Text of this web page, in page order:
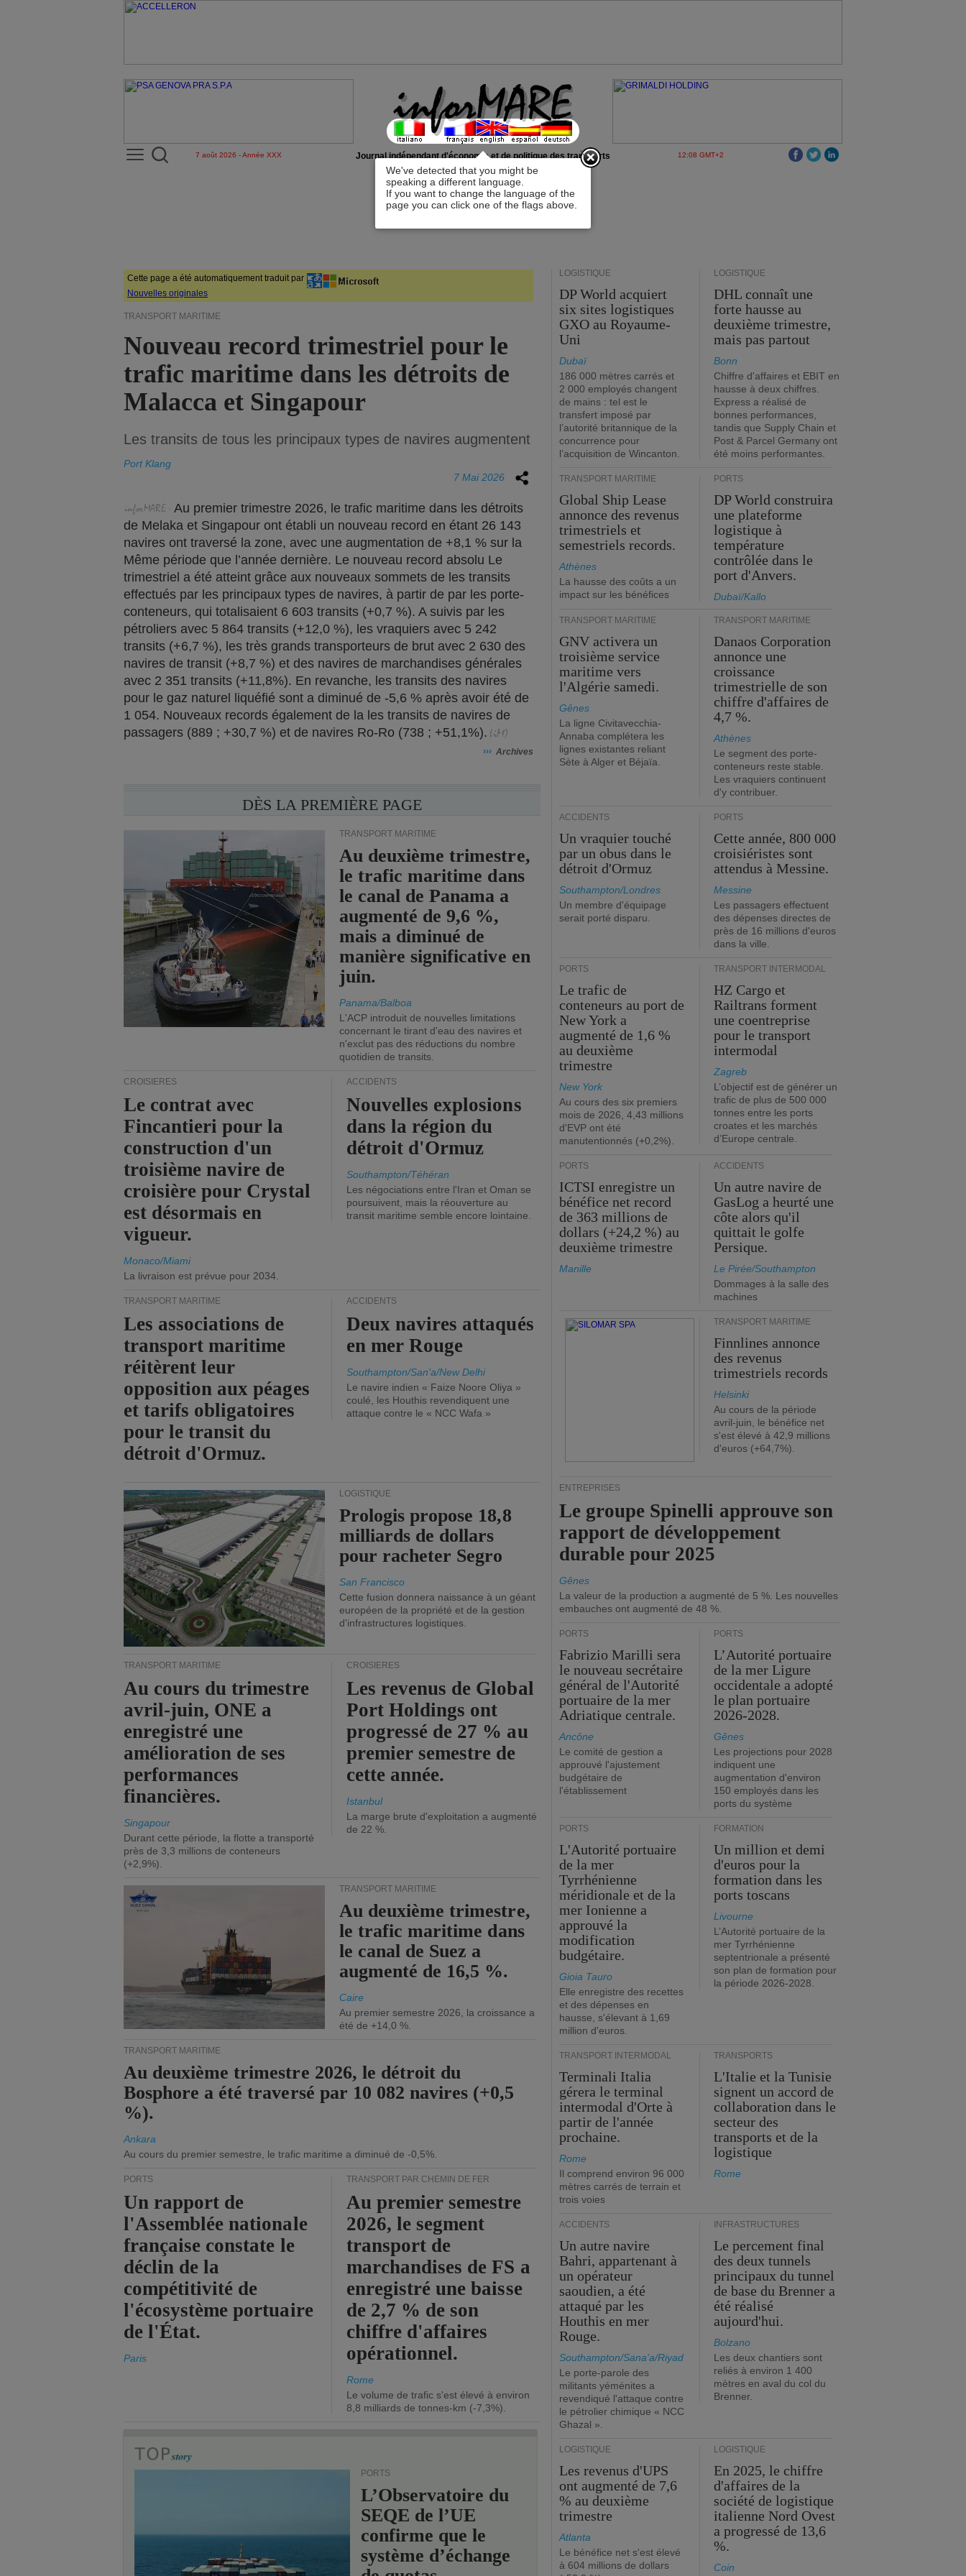
We've detected that you might be
speaking a different language.
If you want to change the language of the
page you can click one of the flags above.
x
7 août 2026 - Année XXX Journal indépendant d'économie et de politique des transports 12:08 GMT+2
Cette page a été automatiquement traduit par
Nouvelles originales
TRANSPORT MARITIME
Nouveau record trimestriel pour le
trafic maritime dans les détroits de
Malacca et Singapour
Les transits de tous les principaux types de navires augmentent
Port Klang
7 Mai 2026
Au premier trimestre 2026, le trafic maritime dans les détroits
de Melaka et Singapour ont établi un nouveau record en étant 26 143
navires ont traversé la zone, avec une augmentation de +8,1 % sur la
Même période que l’année dernière. Le nouveau record absolu Le
trimestriel a été atteint grâce aux nouveaux sommets de les transits
effectués par les principaux types de navires, à partir de par les porte-
conteneurs, qui totalisaient 6 603 transits (+0,7 %). A suivis par les
pétroliers avec 5 864 transits (+12,0 %), les vraquiers avec 5 242
transits (+6,7 %), les très grands transporteurs de brut avec 2 630 des
navires de transit (+8,7 %) et des navires de marchandises générales
avec 2 351 transits (+11,8%). En revanche, les transits des navires
pour le gaz naturel liquéfié sont a diminué de -5,6 % après avoir été de
1 054. Nouveaux records également de la les transits de navires de
passagers (889 ; +30,7 %) et de navires Ro-Ro (738 ; +51,1%).
››› Archives
DÈS LA PREMIÈRE PAGE
TRANSPORT MARITIME
Au deuxième trimestre,
le trafic maritime dans
le canal de Panama a
augmenté de 9,6 %,
mais a diminué de
manière significative en
juin.
Panama/Balboa
L'ACP introduit de nouvelles limitations
concernant le tirant d'eau des navires et
n'exclut pas des réductions du nombre
quotidien de transits.
CROISIÈRES
Le contrat avec
Fincantieri pour la
construction d'un
troisième navire de
croisière pour Crystal
est désormais en
vigueur.
Monaco/Miami
La livraison est prévue pour 2034.
ACCIDENTS
Nouvelles explosions
dans la région du
détroit d'Ormuz
Southampton/Téhéran
Les négociations entre l'Iran et Oman se
poursuivent, mais la réouverture au
transit maritime semble encore lointaine.
TRANSPORT MARITIME
Les associations de
transport maritime
réitèrent leur
opposition aux péages
et tarifs obligatoires
pour le transit du
détroit d'Ormuz.
ACCIDENTS
Deux navires attaqués
en mer Rouge
Southampton/San'a/New Delhi
Le navire indien « Faize Noore Oliya »
coulé, les Houthis revendiquent une
attaque contre le « NCC Wafa »
LOGISTIQUE
Prologis propose 18,8
milliards de dollars
pour racheter Segro
San Francisco
Cette fusion donnera naissance à un géant
européen de la propriété et de la gestion
d'infrastructures logistiques.
TRANSPORT MARITIME
Au cours du trimestre
avril-juin, ONE a
enregistré une
amélioration de ses
performances
financières.
Singapour
Durant cette période, la flotte a transporté
près de 3,3 millions de conteneurs
(+2,9%).
CROISIÈRES
Les revenus de Global
Port Holdings ont
progressé de 27 % au
premier semestre de
cette année.
Istanbul
La marge brute d'exploitation a augmenté
de 22 %.
TRANSPORT MARITIME
Au deuxième trimestre,
le trafic maritime dans
le canal de Suez a
augmenté de 16,5 %.
Caire
Au premier semestre 2026, la croissance a
été de +14,0 %.
TRANSPORT MARITIME
Au deuxième trimestre 2026, le détroit du
Bosphore a été traversé par 10 082 navires (+0,5
%).
Ankara
Au cours du premier semestre, le trafic maritime a diminué de -0,5%.
PORTS
Un rapport de
l'Assemblée nationale
française constate le
déclin de la
compétitivité de
l'écosystème portuaire
de l'État.
Paris
TRANSPORT PAR CHEMIN DE FER
Au premier semestre
2026, le segment
transport de
marchandises de FS a
enregistré une baisse
de 2,7 % de son
chiffre d'affaires
opérationnel.
Rome
Le volume de trafic s'est élevé à environ
8,8 milliards de tonnes-km (-7,3%).
PORTS
L’Observatoire du
SEQE de l’UE
confirme que le
système d’échange
LOGISTIQUE
DP World acquiert
six sites logistiques
GXO au Royaume-
Uni
Dubaï
186 000 mètres carrés et
2 000 employés changent
de mains : tel est le
transfert imposé par
l’autorité britannique de la
concurrence pour
l’acquisition de Wincanton.
LOGISTIQUE
DHL connaît une
forte hausse au
deuxième trimestre,
mais pas partout
Bonn
Chiffre d'affaires et EBIT en
hausse à deux chiffres.
Express a réalisé de
bonnes performances,
tandis que Supply Chain et
Post & Parcel Germany ont
été moins performantes.
TRANSPORT MARITIME
Global Ship Lease
annonce des revenus
trimestriels et
semestriels records.
Athènes
La hausse des coûts a un
impact sur les bénéfices
PORTS
DP World construira
une plateforme
logistique à
température
contrôlée dans le
port d'Anvers.
Dubaï/Kallo
TRANSPORT MARITIME
GNV activera un
troisième service
maritime vers
l'Algérie samedi.
Gênes
La ligne Civitavecchia-
Annaba complétera les
lignes existantes reliant
Sète à Alger et Béjaïa.
TRANSPORT MARITIME
Danaos Corporation
annonce une
croissance
trimestrielle de son
chiffre d'affaires de
4,7 %.
Athènes
Le segment des porte-
conteneurs reste stable.
Les vraquiers continuent
d'y contribuer.
ACCIDENTS
Un vraquier touché
par un obus dans le
détroit d'Ormuz
Southampton/Londres
Un membre d'équipage
serait porté disparu.
PORTS
Cette année, 800 000
croisiéristes sont
attendus à Messine.
Messine
Les passagers effectuent
des dépenses directes de
près de 16 millions d'euros
dans la ville.
PORTS
Le trafic de
conteneurs au port de
New York a
augmenté de 1,6 %
au deuxième
trimestre
New York
Au cours des six premiers
mois de 2026, 4,43 millions
d'EVP ont été
manutentionnés (+0,2%).
TRANSPORT INTERMODAL
HZ Cargo et
Railtrans forment
une coentreprise
pour le transport
intermodal
Zagreb
L’objectif est de générer un
trafic de plus de 500 000
tonnes entre les ports
croates et les marchés
d’Europe centrale.
PORTS
ICTSI enregistre un
bénéfice net record
de 363 millions de
dollars (+24,2 %) au
deuxième trimestre
Manille
ACCIDENTS
Un autre navire de
GasLog a heurté une
côte alors qu'il
quittait le golfe
Persique.
Le Pirée/Southampton
Dommages à la salle des
machines
TRANSPORT MARITIME
Finnlines annonce
des revenus
trimestriels records
Helsinki
Au cours de la période
avril-juin, le bénéfice net
s'est élevé à 42,9 millions
d'euros (+64,7%).
ENTREPRISES
Le groupe Spinelli approuve son
rapport de développement
durable pour 2025
Gênes
La valeur de la production a augmenté de 5 %. Les nouvelles
embauches ont augmenté de 48 %.
PORTS
Fabrizio Marilli sera
le nouveau secrétaire
général de l'Autorité
portuaire de la mer
Adriatique centrale.
Ancône
Le comité de gestion a
approuvé l'ajustement
budgétaire de
l'établissement
PORTS
L’Autorité portuaire
de la mer Ligure
occidentale a adopté
le plan portuaire
2026-2028.
Gênes
Les projections pour 2028
indiquent une
augmentation d'environ
150 employés dans les
ports du système
PORTS
L'Autorité portuaire
de la mer
Tyrrhénienne
méridionale et de la
mer Ionienne a
approuvé la
modification
budgétaire.
Gioia Tauro
Elle enregistre des recettes
et des dépenses en
hausse, s'élevant à 1,69
million d'euros.
FORMATION
Un million et demi
d'euros pour la
formation dans les
ports toscans
Livourne
L’Autorité portuaire de la
mer Tyrrhénienne
septentrionale a présenté
son plan de formation pour
la période 2026-2028.
TRANSPORT INTERMODAL
Terminali Italia
gérera le terminal
intermodal d'Orte à
partir de l'année
prochaine.
Rome
Il comprend environ 96 000
mètres carrés de terrain et
trois voies
TRANSPORTS
L'Italie et la Tunisie
signent un accord de
collaboration dans le
secteur des
transports et de la
logistique
Rome
ACCIDENTS
Un autre navire
Bahri, appartenant à
un opérateur
saoudien, a été
attaqué par les
Houthis en mer
Rouge.
Southampton/Sana'a/Riyad
Le porte-parole des
militants yéménites a
revendiqué l'attaque contre
le pétrolier chimique « NCC
Ghazal ».
INFRASTRUCTURES
Le percement final
des deux tunnels
principaux du tunnel
de base du Brenner a
été réalisé
aujourd'hui.
Bolzano
Les deux chantiers sont
reliés à environ 1 400
mètres en aval du col du
Brenner.
LOGISTIQUE
Les revenus d'UPS
ont augmenté de 7,6
% au deuxième
trimestre
Atlanta
Le bénéfice net s'est élevé
à 604 millions de dollars
LOGISTIQUE
En 2025, le chiffre
d'affaires de la
société de logistique
italienne Nord Ovest
a progressé de 13,6
%.
Coin